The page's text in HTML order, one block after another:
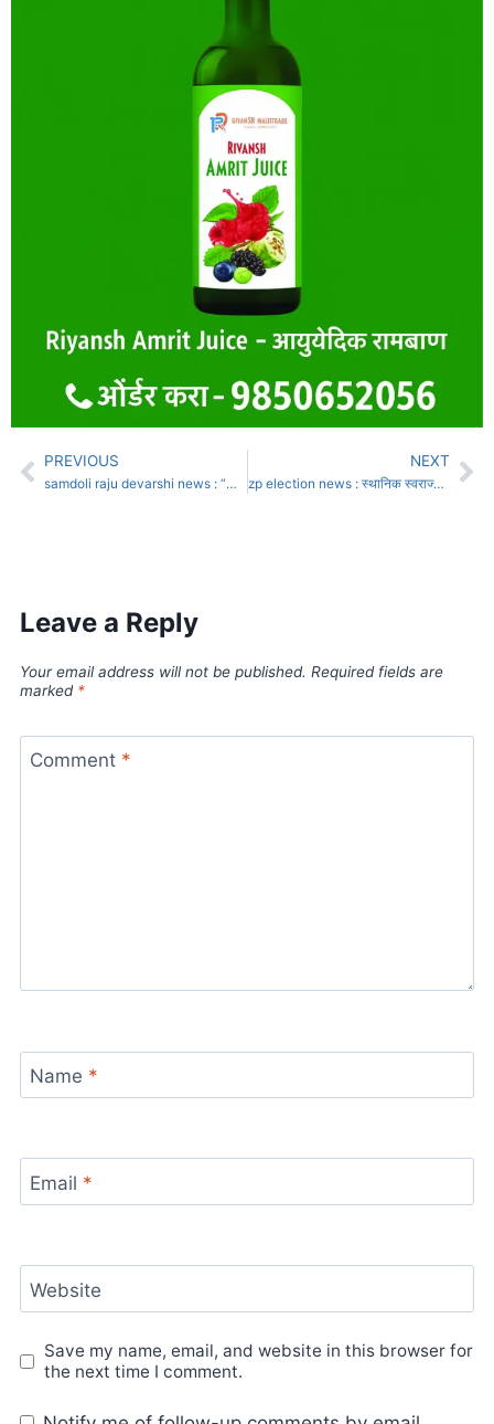
PREVIOUS
samdoli raju devarshi news : “सामान्यतेतून असामान्यतेकडे – समडोळीच्या राजू देवर्षींची यशोगाथा!”
NEXT
zp election news : स्थानिक स्वराज्य संस्थांच्या निवडणुकांमध्ये व्हीव्हीपॅट मशिन नसणार ; निवडणूक आयुक्तांची माहिती
Leave a Reply
Your email address will not be published. Required fields are
marked *
Comment *
Name *
Email *
Website
Save my name, email, and website in this browser for
the next time I comment.